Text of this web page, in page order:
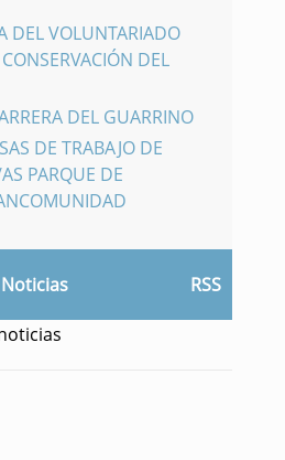
DEL VOLUNTARIADO
DEL
DEL GUARRINO
DE TRABAJO DE
PARQUE DE
RSS